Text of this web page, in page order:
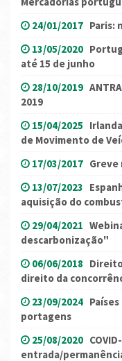
24/01/2017 Paris:
13/05/2020
até 15 de junho
28/10/2019
2019
15/04/2025
de Movimento de
17/03/2017 Greve
13/07/2023
aquisição do
29/04/2021
descarbonização"
06/06/2018
direito da
23/09/2024
portagens
25/08/2020
entrada/